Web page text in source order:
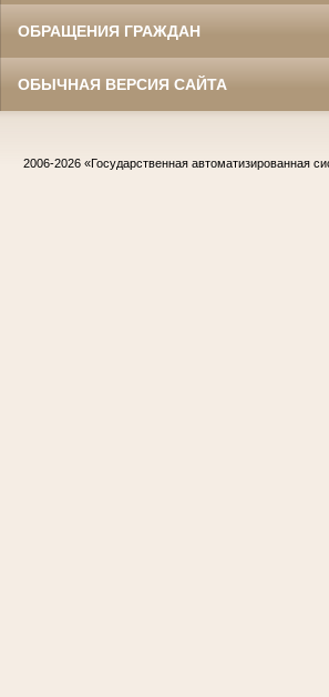
ОБРАЩЕНИЯ ГРАЖДАН
ОБЫЧНАЯ ВЕРСИЯ САЙТА
2006-2026 «Государственная автоматизированная